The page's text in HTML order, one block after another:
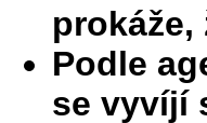
Podle
se vyvíjí